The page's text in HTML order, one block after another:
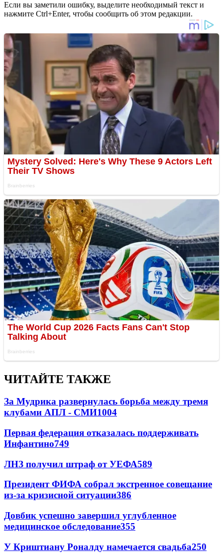
Если вы заметили ошибку, выделите необходимый текст и
нажмите Ctrl+Enter, чтобы сообщить об этом редакции.
ЧИТАЙТЕ ТАКЖЕ
За Мудрика развернулась борьба между тремя
клубами АПЛ - СМИ1004
Первая федерация отказалась поддерживать
Инфантино749
ЛНЗ получил штраф от УЕФА589
Президент ФИФА собрал экстренное совещание
из-за кризисной ситуации386
Довбик успешно завершил углубленное
медицинское обследование355
У Криштиану Роналду намечается свадьба250